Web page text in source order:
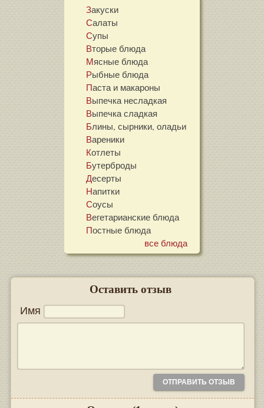
Закуски
Салаты
Супы
Вторые блюда
Мясные блюда
Рыбные блюда
Паста и макароны
Выпечка несладкая
Выпечка сладкая
Блины, сырники, оладьи
Вареники
Котлеты
Бутерброды
Десерты
Напитки
Соусы
Вегетарианские блюда
Постные блюда
все блюда
Оставить отзыв
Имя